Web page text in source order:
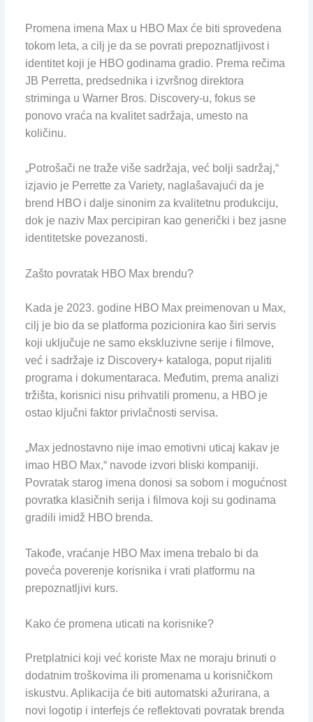
Promena imena Max u HBO Max će biti sprovedena
tokom leta, a cilj je da se povrati prepoznatljivost i
identitet koji je HBO godinama gradio. Prema rečima
JB Perretta, predsednika i izvršnog direktora
striminga u Warner Bros. Discovery-u, fokus se
ponovo vraća na kvalitet sadržaja, umesto na
količinu.
„Potrošači ne traže više sadržaja, već bolji sadržaj,“
izjavio je Perrette za Variety, naglašavajući da je
brend HBO i dalje sinonim za kvalitetnu produkciju,
dok je naziv Max percipiran kao generički i bez jasne
identitetske povezanosti.
Zašto povratak HBO Max brendu?
Kada je 2023. godine HBO Max preimenovan u Max,
cilj je bio da se platforma pozicionira kao širi servis
koji uključuje ne samo ekskluzivne serije i filmove,
već i sadržaje iz Discovery+ kataloga, poput rijaliti
programa i dokumentaraca. Međutim, prema analizi
tržišta, korisnici nisu prihvatili promenu, a HBO je
ostao ključni faktor privlačnosti servisa.
„Max jednostavno nije imao emotivni uticaj kakav je
imao HBO Max,“ navode izvori bliski kompaniji.
Povratak starog imena donosi sa sobom i mogućnost
povratka klasičnih serija i filmova koji su godinama
gradili imidž HBO brenda.
Takođe, vraćanje HBO Max imena trebalo bi da
poveća poverenje korisnika i vrati platformu na
prepoznatljivi kurs.
Kako će promena uticati na korisnike?
Pretplatnici koji već koriste Max ne moraju brinuti o
dodatnim troškovima ili promenama u korisničkom
iskustvu. Aplikacija će biti automatski ažurirana, a
novi logotip i interfejs će reflektovati povratak brenda